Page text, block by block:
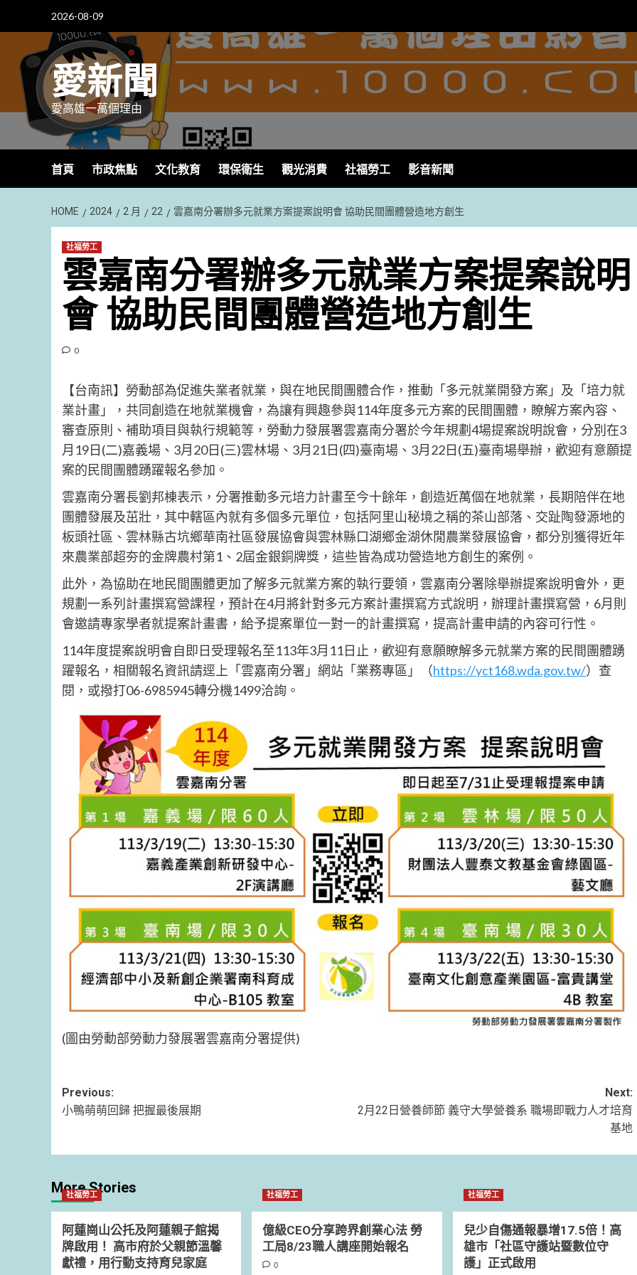
2026-08-09
愛新聞
愛高雄一萬個理由
首頁 市政焦點 文化教育 環保衛生 觀光消費 社福勞工 影音新聞
HOME 2024 2 月 22 雲嘉南分署辦多元就業方案提案說明會 協助民間團體營造地方創生
社福勞工
雲嘉南分署辦多元就業方案提案說明
會 協助民間團體營造地方創生
0
【台南訊】勞動部為促進失業者就業，與在地民間團體合作，推動「多元就業開發方案」及「培力就
業計畫」，共同創造在地就業機會，為讓有興趣參與114年度多元方案的民間團體，瞭解方案內容、
審查原則、補助項目與執行規範等，勞動力發展署雲嘉南分署於今年規劃4場提案說明說會，分別在3
月19日(二)嘉義場、3月20日(三)雲林場、3月21日(四)臺南場、3月22日(五)臺南場舉辦，歡迎有意願提
案的民間團體踴躍報名參加。
雲嘉南分署長劉邦棟表示，分署推動多元培力計畫至今十餘年，創造近萬個在地就業，長期陪伴在地
團體發展及茁壯，其中轄區內就有多個多元單位，包括阿里山秘境之稱的茶山部落、交趾陶發源地的
板頭社區、雲林縣古坑鄉華南社區發展協會與雲林縣口湖鄉金湖休閒農業發展協會，都分別獲得近年
來農業部超夯的金牌農村第1、2屆金銀銅牌獎，這些皆為成功營造地方創生的案例。
此外，為協助在地民間團體更加了解多元就業方案的執行要領，雲嘉南分署除舉辦提案說明會外，更
規劃一系列計畫撰寫營課程，預計在4月將針對多元方案計畫撰寫方式說明，辦理計畫撰寫營，6月則
會邀請專家學者就提案計畫書，給予提案單位一對一的計畫撰寫，提高計畫申請的內容可行性。
114年度提案說明會自即日受理報名至113年3月11日止，歡迎有意願瞭解多元就業方案的民間團體踴
躍報名，相關報名資訊請逕上「雲嘉南分署」網站「業務專區」（https://yct168.wda.gov.tw/）查
閱，或撥打06-6985945轉分機1499洽詢。
(圖由勞動部勞動力發展署雲嘉南分署提供)
Post
navigation
Previous:
小鴨萌萌回歸 把握最後展期
Next:
2月22日營養師節 義守大學營養系 職場即戰力人才培育
基地
More Stories
社福勞工
阿蓮崗山公托及阿蓮親子館揭
牌啟用！ 高市府於父親節溫馨
獻禮，用行動支持育兒家庭
社福勞工
億級CEO分享跨界創業心法 勞
工局8/23職人講座開始報名
0
社福勞工
兒少自傷通報暴增17.5倍！高
雄市「社區守護站暨數位守
護」正式啟用